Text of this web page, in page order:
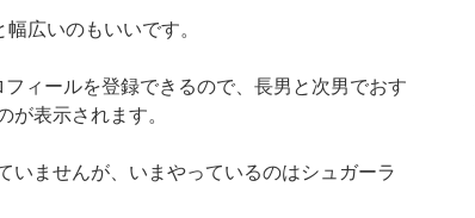
広いのもいいです。
ィールを登録できるので、長男と次男でおす
が表示されます。
いませんが、いまやっているのはシュガーラ